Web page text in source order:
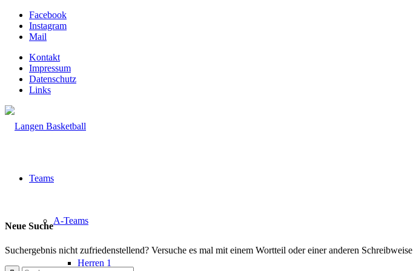
Facebook
Instagram
Mail
Kontakt
Impressum
Datenschutz
Links
Teams
A-Teams
Herren 1
Neue Suche
Suchergebnis nicht zufriedenstellend? Versuche es mal mit einem Wortteil oder einer anderen Schreibweise